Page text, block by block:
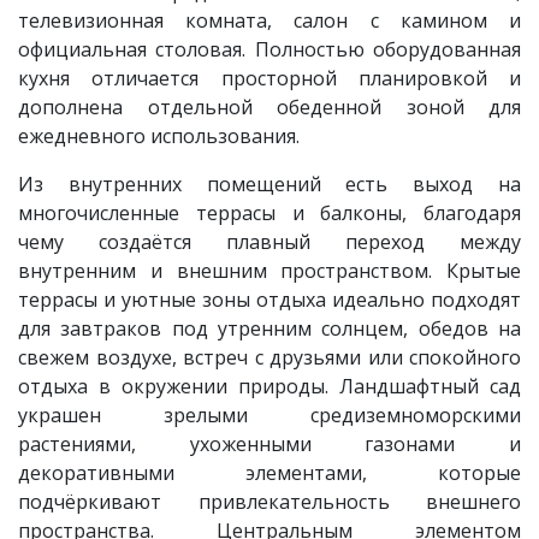
телевизионная комната, салон с камином и
официальная столовая. Полностью оборудованная
кухня отличается просторной планировкой и
дополнена отдельной обеденной зоной для
ежедневного использования.
Из внутренних помещений есть выход на
многочисленные террасы и балконы, благодаря
чему создаётся плавный переход между
внутренним и внешним пространством. Крытые
террасы и уютные зоны отдыха идеально подходят
для завтраков под утренним солнцем, обедов на
свежем воздухе, встреч с друзьями или спокойного
отдыха в окружении природы. Ландшафтный сад
украшен зрелыми средиземноморскими
растениями, ухоженными газонами и
декоративными элементами, которые
подчёркивают привлекательность внешнего
пространства. Центральным элементом